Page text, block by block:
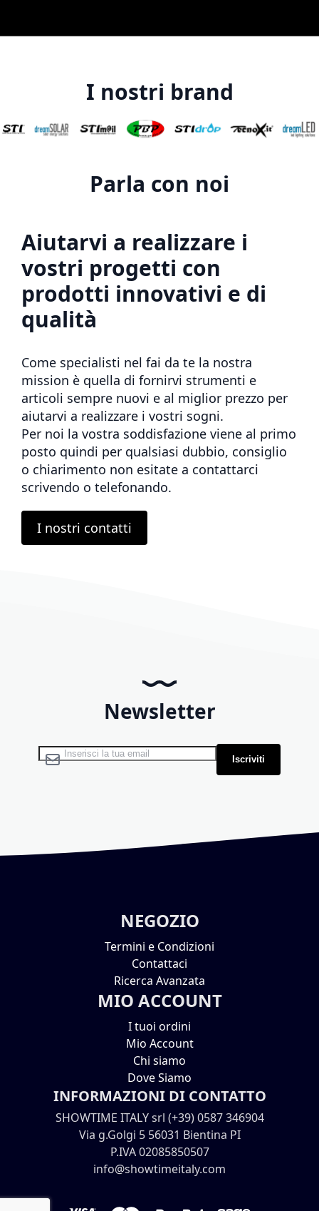
I nostri brand
Parla con noi
Aiutarvi a realizzare i
vostri progetti con
prodotti innovativi e di
qualità
Come specialisti nel fai da te la nostra
mission è quella di fornirvi strumenti e
articoli sempre nuovi e al miglior prezzo per
aiutarvi a realizzare i vostri sogni.
Per noi la vostra soddisfazione viene al primo
posto quindi per qualsiasi dubbio, consiglio
o chiarimento non esitate a contattarci
scrivendo o telefonando.
I nostri contatti
Newsletter
Iscriviti alla nostra Newsletter: Iscriviti
NEGOZIO
Termini e Condizioni
Contattaci
Ricerca Avanzata
MIO ACCOUNT
I tuoi ordini
Mio Account
Chi siamo
Dove Siamo
INFORMAZIONI DI CONTATTO
SHOWTIME ITALY srl (+39) 0587 346904
Via g.Golgi 5 56031 Bientina PI
P.IVA 02085850507
info@showtimeitaly.com